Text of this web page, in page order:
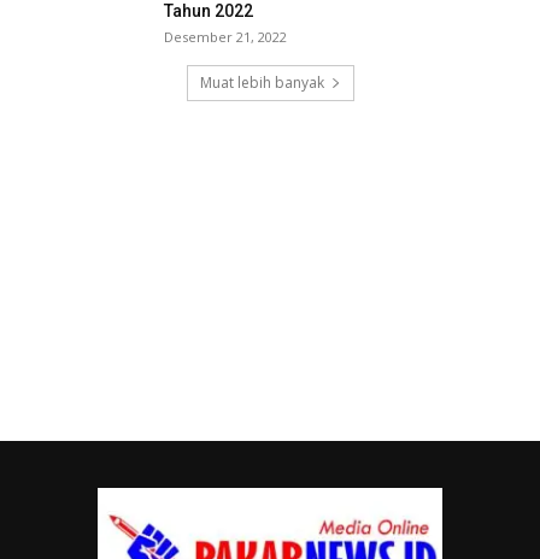
Tahun 2022
Desember 21, 2022
Muat lebih banyak